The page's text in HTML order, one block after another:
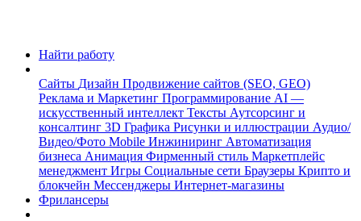
Найти работу
Сайты Дизайн Продвижение сайтов (SEO, GEO)
Реклама и Маркетинг Программирование AI —
искусственный интеллект Тексты Аутсорсинг и
консалтинг 3D Графика Рисунки и иллюстрации Аудио/
Видео/Фото Mobile Инжиниринг Автоматизация
бизнеса Анимация Фирменный стиль Маркетплейс
менеджмент Игры Социальные сети Браузеры Крипто и
блокчейн Мессенджеры Интернет-магазины
Фрилансеры